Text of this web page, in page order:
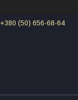
+380 (50) 656-68-64